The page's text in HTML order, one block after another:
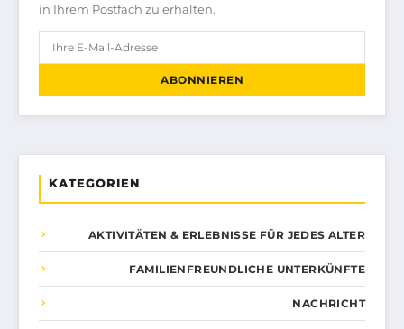
in Ihrem Postfach zu erhalten.
ABONNIEREN
KATEGORIEN
AKTIVITÄTEN & ERLEBNISSE FÜR JEDES ALTER
FAMILIENFREUNDLICHE UNTERKÜNFTE
NACHRICHT